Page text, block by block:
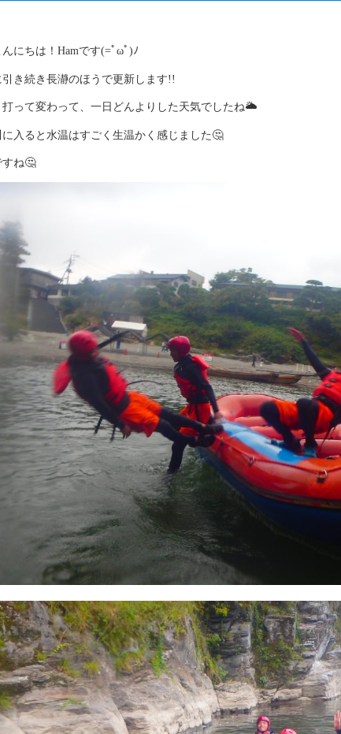
にちは！Hamです(=ﾟωﾟ)ﾉ
き続き長瀞のほうで更新します!!
打って変わって、一日どんよりした天気でしたね🌥
入ると水温はすごく生温かく感じました🤔
ね🤔